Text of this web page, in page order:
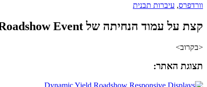
וורדפרס, עיברות תבנית
קצת על עמוד הנחיתה של Dynamic Yield Roadshow Event
<בקרוב>
תצוגת האתר: